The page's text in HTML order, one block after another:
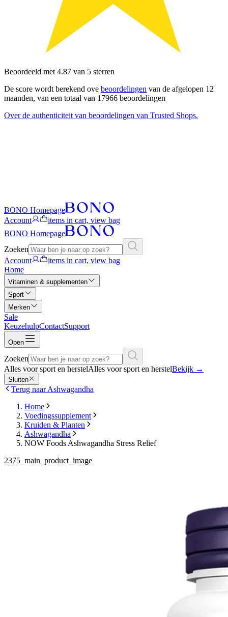
Beoordeeld met 4.87 van 5 sterren
De score wordt berekend ove beoordelingen van de afgelopen 12
maanden, van een totaal van 17966 beoordelingen
Over de authenticiteit van beoordelingen van Trusted Shops.
BONO Homepage
Account
items in cart, view bag
BONO Homepage
Zoeken
Account
items in cart, view bag
Home
Vitaminen & supplementen
Sport
Merken
Sale
KeuzehulpContactSupport
Open
Zoeken
Alles voor sport en herstelAlles voor sport en herstelBekijk →
Sluiten
Terug naar Ashwagandha
Home
Voedingssupplement
Kruiden & Planten
Ashwagandha
NOW Foods Ashwagandha Stress Relief
2375_main_product_image